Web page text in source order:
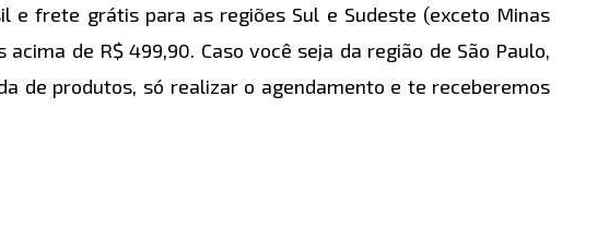
e frete grátis para as regiões Sul e Sudeste (exceto Minas
de R$ 499,90. Caso você seja da região de São Paulo,
de produtos, só realizar o agendamento e te receberemos